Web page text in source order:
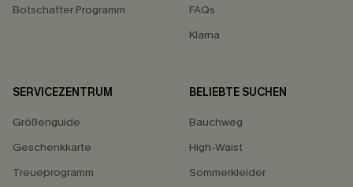
Botschafter Programm
FAQs
Klarna
SERVICEZENTRUM
Größenguide
Geschenkkarte
Treueprogramm
BELIEBTE SUCHEN
Bauchweg
High-Waist
Sommerkleider